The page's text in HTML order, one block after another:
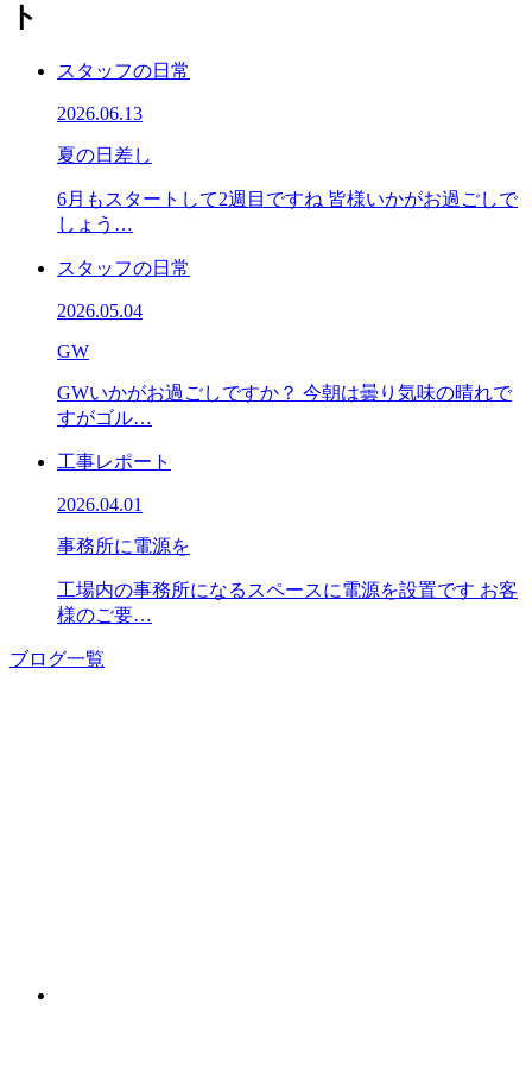
ト
スタッフの日常
2026.06.13
夏の日差し
6月もスタートして2週目ですね 皆様いかがお過ごしで
しょう…
スタッフの日常
2026.05.04
GW
GWいかがお過ごしですか？ 今朝は曇り気味の晴れで
すがゴル…
工事レポート
2026.04.01
事務所に電源を
工場内の事務所になるスペースに電源を設置です お客
様のご要…
ブログ一覧